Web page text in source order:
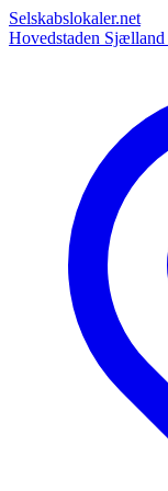
Selskabslokaler.net
Hovedstaden Sjælland